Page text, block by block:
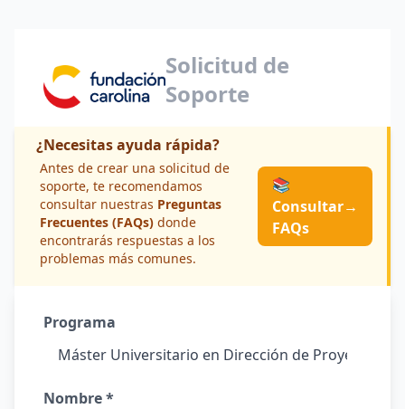
Solicitud de
Soporte
¿Necesitas ayuda rápida?
Antes de crear una solicitud de
soporte, te recomendamos
consultar nuestras Preguntas
Frecuentes (FAQs) donde
encontrarás respuestas a los
problemas más comunes.
📚
Consultar
FAQs
→
Programa
Nombre *